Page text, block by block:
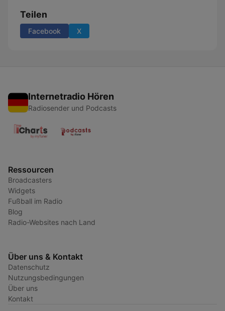
Teilen
Facebook X
Internetradio Hören
Radiosender und Podcasts
Ressourcen
Broadcasters
Widgets
Fußball im Radio
Blog
Radio-Websites nach Land
Über uns & Kontakt
Datenschutz
Nutzungsbedingungen
Über uns
Kontakt